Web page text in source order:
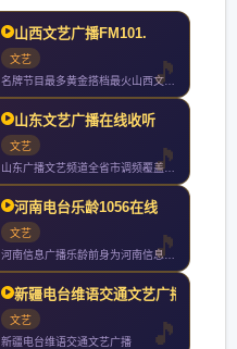
山西文艺广播FM101.
文艺
名牌节目最多黄金搭档最火山西文艺广播成立于年月日开播年山西文
山东文艺广播在线收听
文艺
山东广播文艺频道全省市调频覆盖济南地区调频是省内唯一综合文艺
河南电台乐龄1056在线
文艺
河南信息广播乐龄前身为河南信息广播电台开播于年月日凭借调频中
新疆电台维语交通文艺广播
文艺
新疆电台维语交通文艺广播